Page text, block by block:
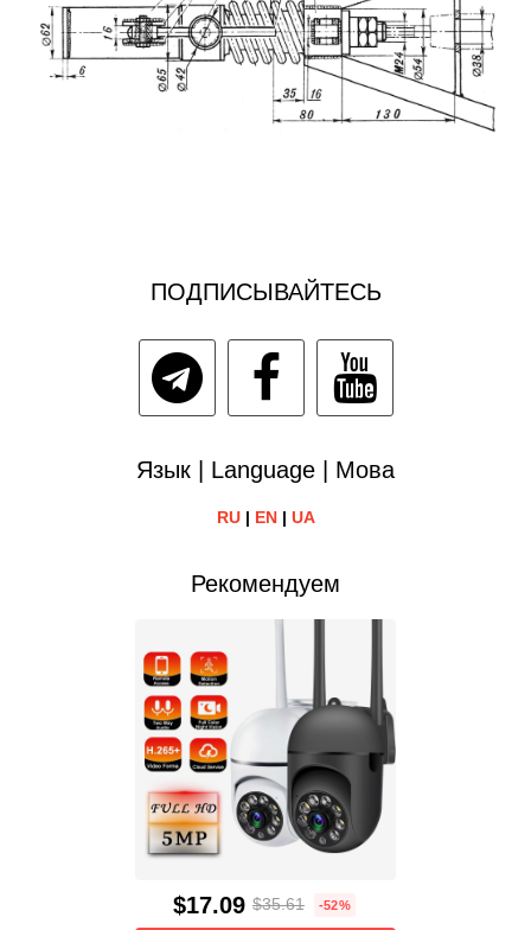
ПОДПИСЫВАЙТЕСЬ
Язык | Language | Мова
RU| EN| UA
Рекомендуем
$17.09 $35.61 -52%